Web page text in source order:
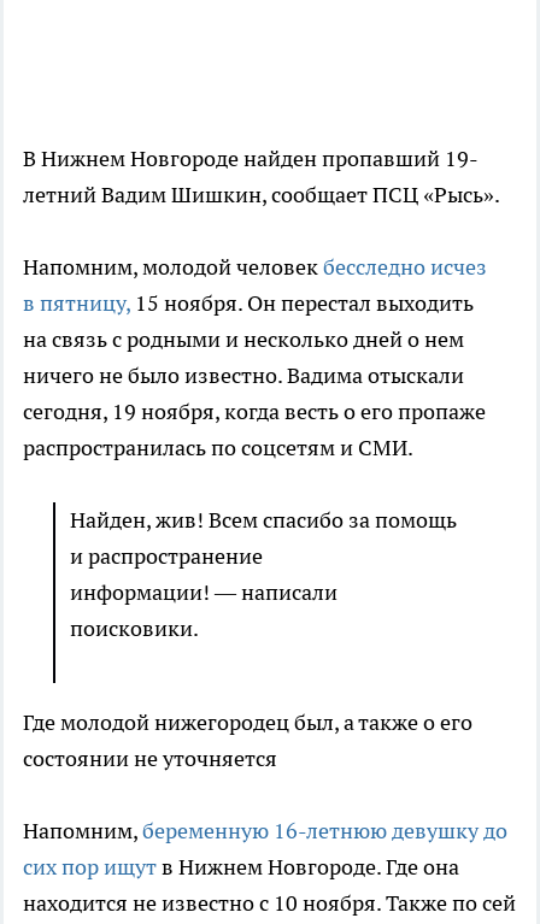
В Нижнем Новгороде найден пропавший 19-
летний Вадим Шишкин, сообщает ПСЦ «Рысь».
Напомним, молодой человекбесследно исчез
в пятницу, 15 ноября. Он перестал выходить
на связь с родными и несколько дней о нем
ничего не было известно. Вадима отыскали
сегодня, 19 ноября, когда весть о его пропаже
распространилась по соцсетям и СМИ.
Найден, жив! Всем спасибо за помощь
и распространение
информации! — написали
поисковики.
Где молодой нижегородец был, а также о его
состоянии не уточняется
Напомним,беременную 16-летнюю девушку до
сих пор ищутв Нижнем Новгороде. Где она
находится не известно с 10 ноября. Также по сей